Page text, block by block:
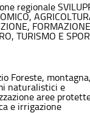
regionale
TURISMO E
Foreste, montagna,
naturalistici e
aree
e irrigazione